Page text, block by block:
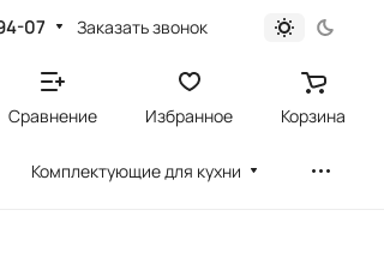
07 Заказать звонок
Сравнение Избранное Корзина
Комплектующие для кухни